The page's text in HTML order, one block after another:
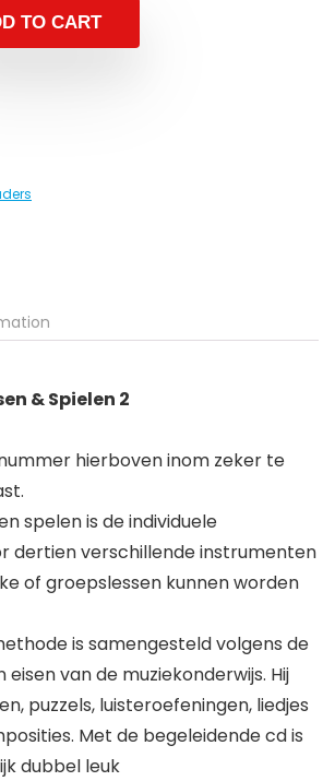
TO CART
& Spielen 2
hierboven inom zeker te
spelen is de individuele
dertien verschillende instrumenten
of groepslessen kunnen worden
is samengesteld volgens de
eisen van de muziekonderwijs. Hij
puzzels, luisteroefeningen, liedjes
Met de begeleidende cd is
dubbel leuk